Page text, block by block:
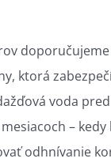
ktorá
voda
–
odhnívanie